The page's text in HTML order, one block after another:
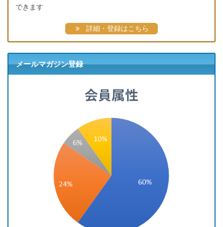
できます
詳細・登録はこちら
メールマガジン登録